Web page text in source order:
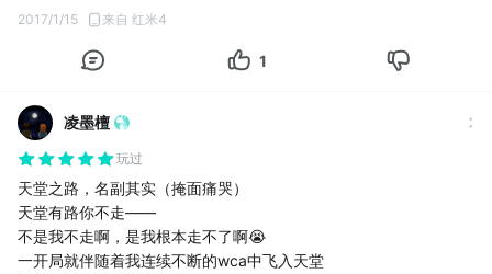
2017/1/15 来自 红米4
1
凌墨檀
玩过
天堂之路，名副其实（掩面痛哭）
天堂有路你不走——
不是我不走啊，是我根本走不了啊😭
一开局就伴随着我连续不断的wca中飞入天堂